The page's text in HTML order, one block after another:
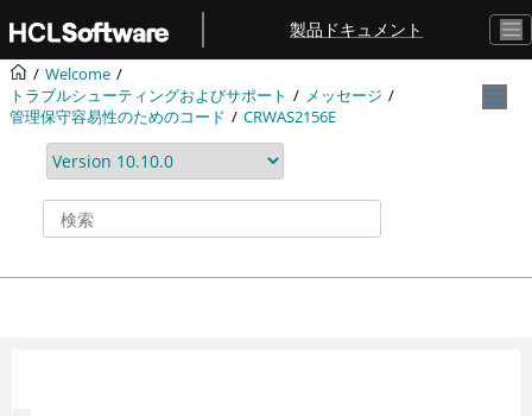
メインコンテンツにジャンプ
製品ドキュメント
Welcome
トラブルシューティングおよびサポート
メッセージ
管理保守容易性のためのコード
CRWAS2156E